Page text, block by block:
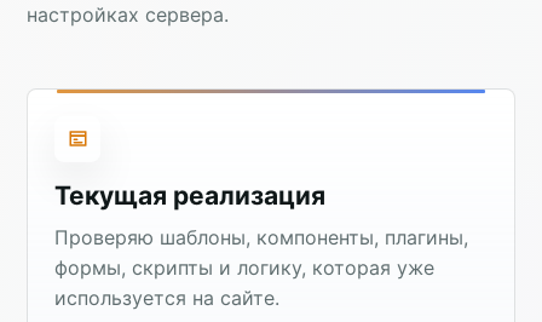
настройках сервера.
Текущая реализация
Проверяю шаблоны, компоненты, плагины,
формы, скрипты и логику, которая уже
используется на сайте.